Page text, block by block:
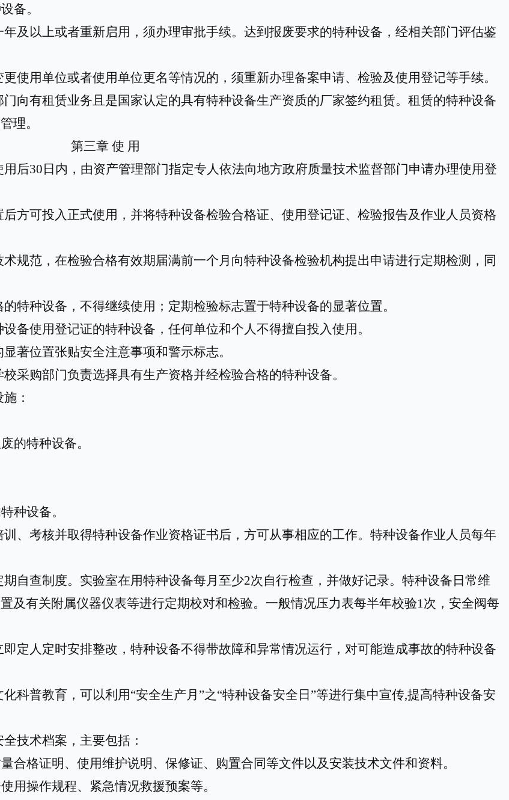
备。
年及以上或者重新启用 ，须办理审批手续。 达到报废要求的特种设备，经相关部门评估鉴
使用单位或者使用单位更名等情况的，须重新办理备案申请、检验及使用登记等手续。
向有租赁业务且是国家认定的具有特种设备生产资质的厂家签约租赁。租赁的特种设备
理。
第三章 使 用
用后30日内，由资产管理部门指定专人依法向地方政府质量技术监督部门申请办理使用登
方可投入正式使用，并将特种设备检验合格证、使用登记证、检验报告及作业人员资格
规范，在检验合格有效期届满前一个月向特种设备检验机构提出申请进行定期检测，同
特种设备，不得继续使用；定期检验标志置于特种设备的显著位置。
备使用登记证的特种设备，任何单位和个人不得擅自投入使用。
著位置张贴安全注意事项和警示标志。
采购部门负责选择具有生产资格并经检验合格的特种设备。
：
的特种设备。
种设备。
、考核并取得特种设备作业资格证书后，方可从事相应的工作。特种设备作业人员每年
自查制度。实验室在用特种设备每月至少2次自行检查 ， 并做好记录。 特种设备 日常维
及有关附属仪器仪表等进行定期校对和检验。一般情况压力表每半年校验1次，安全阀每
即定人定时安排整改，特种设备不得带故障和异常情况运行，对可能造成事故的特种设备
科普教育， 可以利用“安全生产月”之“特种设备安全日”等进行集中宣传,提高特种设备安
技术档案，主要包括：
合格证明、使用维护说明、保修证、购置合同等文件以及安装技术文件和资料。
用操作规程、紧急情况救援预案等。